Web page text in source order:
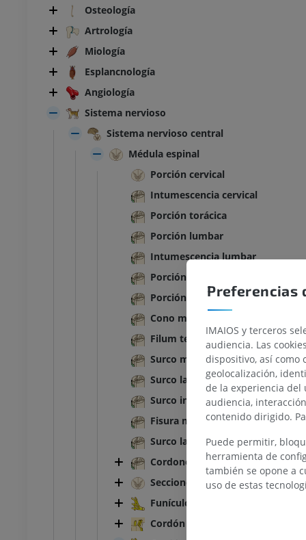
Osteología
Artrología
Miología
Esplancnología
Angiología
Sistema nervioso
Sistema nervioso central
Médula espinal
Porción cervical
Intumescencia cervical
Porción torácica
Porción lumbar
Intumescencia lumbar
Porción sacral
Porción caudal
Cono medular
Filum terminal
Surco mediano [dorsal]
Surco lateral dorsal
Surco intermedio dorsal
Fisura mediana [ventral]
Surco lateral dorsal
Cordones de la médula espinal
Secciones de la médula espinal
Funículos dorsales
Cordón lateral
BOVINO
Bovino - Anatomía general
Ilustraciones
GRATIS
Bovino - Osteología
Ilustraciones
PREMIUM
Preferencias
IMAIOS y terceros
audiencia. Las
dispositivo, así como
geolocalización,
de la experiencia del
audiencia,
contenido dirigido.
Puede permitir,
herramienta de
también se opone a
uso de estas